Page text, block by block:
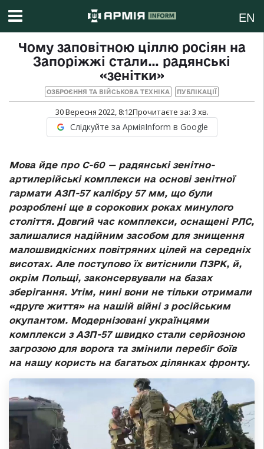
EN
Чому заповітною ціллю росіян на
Запоріжжі стали… радянські
«зенітки»
ОЗБРОЄННЯ ТА ВІЙСЬКОВА ТЕХНІКА ПУБЛІКАЦІЇ
30 Вересня 2022, 8:12Прочитаєте за: 3 хв.
Слідкуйте за АрміяInform в Google
Мова йде про С-60 — радянські зенітно-
артилерійські комплекси на основі зенітної
гармати АЗП-57 калібру 57 мм, що були
розроблені ще в сорокових роках минулого
століття. Довгий час комплекси, оснащені РЛС,
залишалися надійним засобом для знищення
малошвидкісних повітряних цілей на середніх
висотах. Але поступово їх витіснили ПЗРК, й,
окрім Польщі, законсервували на базах
зберігання. Утім, нині вони не тільки отримали
«друге життя» на нашій війні з російським
окупантом. Модернізовані українцями
комплекси з АЗП-57 швидко стали серйозною
загрозою для ворога та змінили перебіг боїв
на нашу користь на багатьох ділянках фронту.